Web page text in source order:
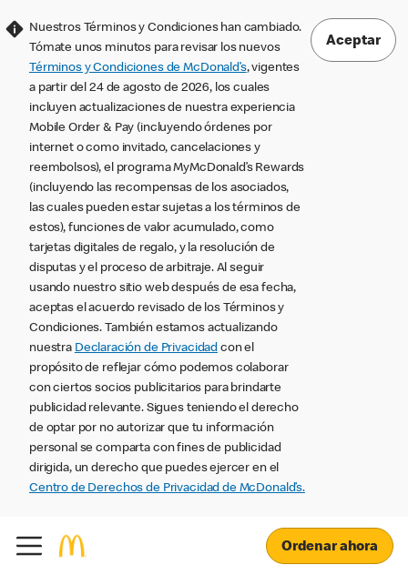
Nuestros Términos y Condiciones han cambiado.
Tómate unos minutos para revisar los nuevos
Términos y Condiciones de McDonald’s, vigentes
a partir del 24 de agosto de 2026, los cuales
incluyen actualizaciones de nuestra experiencia
Mobile Order & Pay (incluyendo órdenes por
internet o como invitado, cancelaciones y
reembolsos), el programa MyMcDonald’s Rewards
(incluyendo las recompensas de los asociados,
las cuales pueden estar sujetas a los términos de
estos), funciones de valor acumulado, como
tarjetas digitales de regalo, y la resolución de
disputas y el proceso de arbitraje. Al seguir
usando nuestro sitio web después de esa fecha,
aceptas el acuerdo revisado de los Términos y
Condiciones. También estamos actualizando
nuestra Declaración de Privacidad con el
propósito de reflejar cómo podemos colaborar
con ciertos socios publicitarios para brindarte
publicidad relevante. Sigues teniendo el derecho
de optar por no autorizar que tu información
personal se comparta con fines de publicidad
dirigida, un derecho que puedes ejercer en el
Centro de Derechos de Privacidad de McDonald’s.
Aceptar
Ordenar ahora